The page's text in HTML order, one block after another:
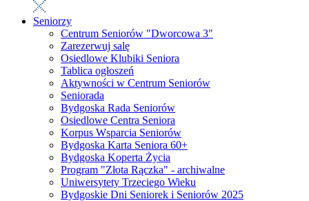
Seniorzy
Centrum Seniorów "Dworcowa 3"
Zarezerwuj salę
Osiedlowe Klubiki Seniora
Tablica ogłoszeń
Aktywności w Centrum Seniorów
Seniorada
Bydgoska Rada Seniorów
Osiedlowe Centra Seniora
Korpus Wsparcia Seniorów
Bydgoska Karta Seniora 60+
Bydgoska Koperta Życia
Program "Złota Rączka" - archiwalne
Uniwersytety Trzeciego Wieku
Bydgoskie Dni Seniorek i Seniorów 2025